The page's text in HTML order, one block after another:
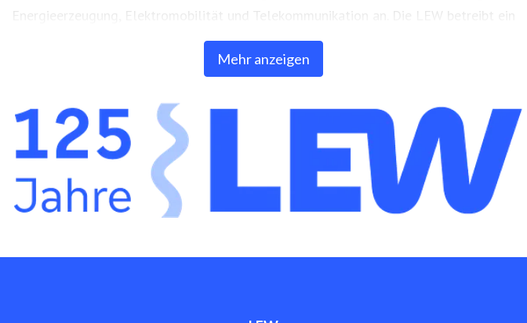
Mehr anzeigen
Energieerzeugung, Elektromobilität und Telekommunikation an. Die LEW betreibt ein
eigenes, über 9.000 Kilometer langes Glasfasernetz in der Region.